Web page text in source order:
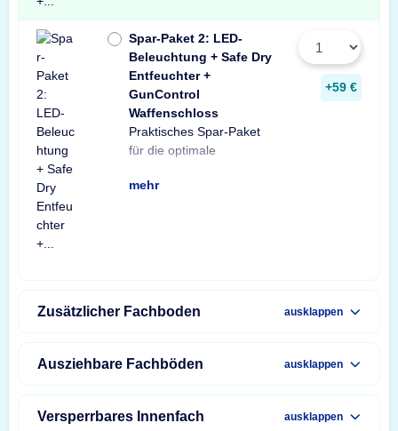
Spar-Paket 2: LED-
Beleuchtung + Safe Dry
Entfeuchter +
GunControl
Waffenschloss
Praktisches Spar-Paket
für die optimale
Ausstattung Ihres
Waffenschranks. Das
Spar-Paket besteht aus
einer X-Light LED-
Tresorbeleuchtung mit
Bewegungssensor, einem
Safe Dry Entfeuchter für
Schränke und Tresore
sowie einem GunControl
Waffenschloss. Profitieren
Sie von dem
unschlagbaren
mehr
+59 €
Zusätzlicher Fachboden ausklappen
Ausziehbare Fachböden ausklappen
Versperrbares Innenfach ausklappen